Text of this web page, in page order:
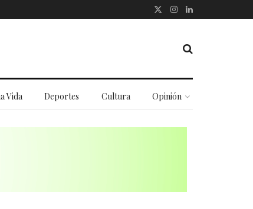
Vida Deportes Cultura Opinión